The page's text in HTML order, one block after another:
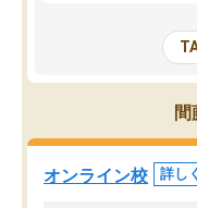
大学生の目だけでな
も目を通して頂ける
意見を聞くことがで
を推敲することが可
どの人も優しく、親
るのでやる気も出て
す！！
間
オンライン校 詳し